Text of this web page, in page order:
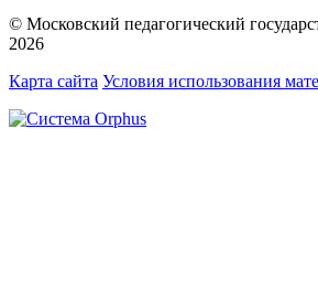
© Московский педагогический
2026
Карта сайта Условия использования